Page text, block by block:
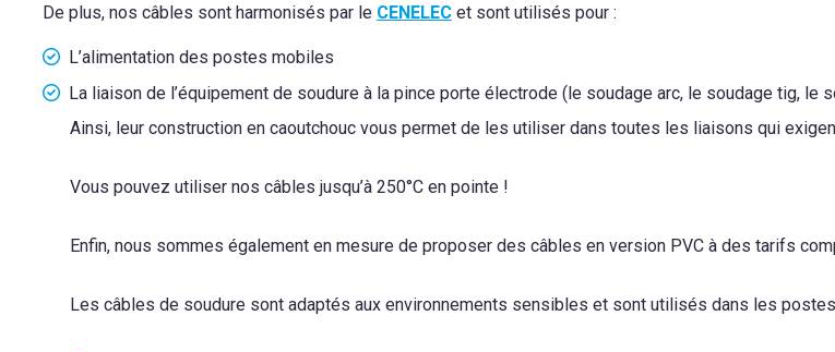
De plus, nos câbles sont harmonisés par le CENELECet sont utilisés pour :
L’alimentation des postes mobiles
La liaison de l’équipement de soudure à la pince porte électrode (le soudage arc, le soudage tig, le
Ainsi, leur construction en caoutchouc vous permet de les utiliser dans toutes les liaisons qui
Vous pouvez utiliser nos câbles jusqu’à 250°C en pointe !
Enfin, nous sommes également en mesure de proposer des câbles en version PVC à des tarifs
Les câbles de soudure sont adaptés aux environnements sensibles et sont utilisés dans les